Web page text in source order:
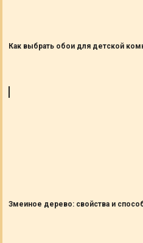
Как выбрать обои для детской
Змеиное дерево: свойства и